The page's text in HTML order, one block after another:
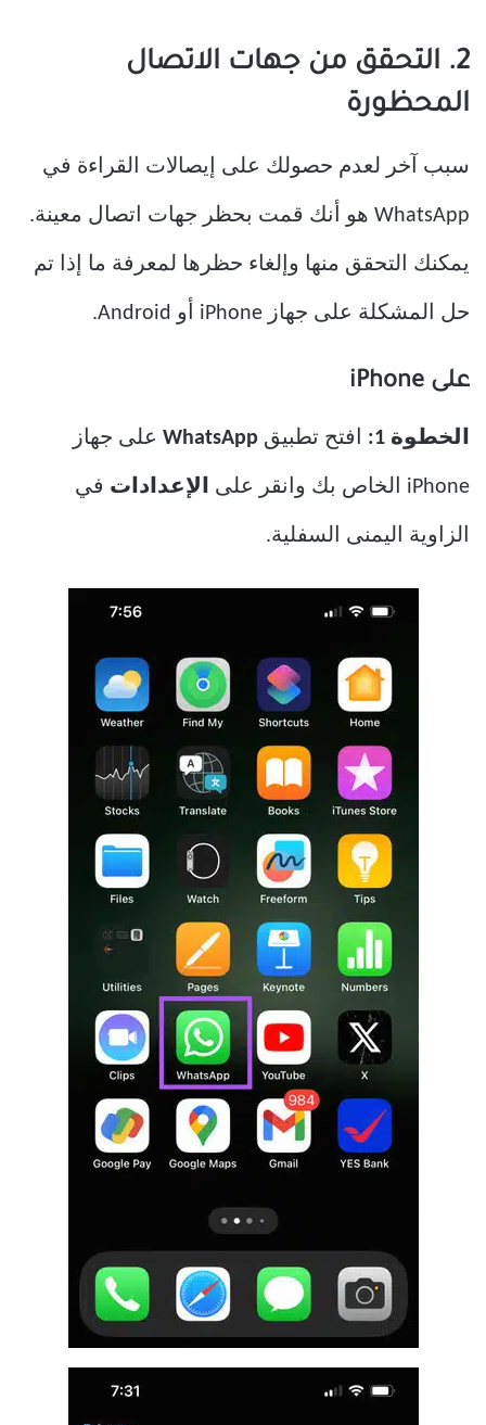
2. التحقق من جهات الاتصال
المحظورة
سبب آخر لعدم حصولك على إيصالات القراءة في
WhatsApp هو أنك قمت بحظر جهات اتصال معينة.
يمكنك التحقق منها وإلغاء حظرها لمعرفة ما إذا تم
حل المشكلة على جهاز iPhone أو Android.
على iPhone
الخطوة 1: افتح تطبيق WhatsApp على جهاز
iPhone الخاص بك وانقر على الإعدادات في
الزاوية اليمنى السفلية.